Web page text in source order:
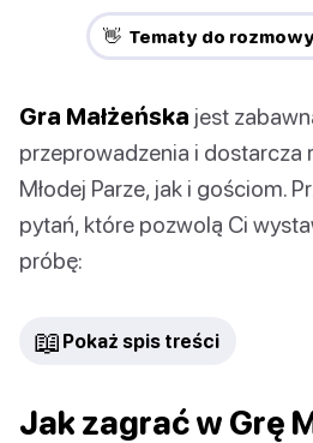
👋 Tematy do rozmowy
Gra Małżeńska jest
przeprowadzenia i dostarcza
Młodej Parze, jak i gościom.
pytań, które pozwolą Ci
próbę:
📖 Pokaż spis treści
Jak zagrać w Grę